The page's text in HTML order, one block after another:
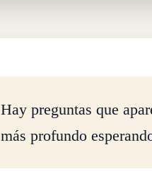
Hay preguntas que
más profundo